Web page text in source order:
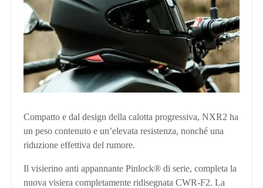
Compatto e dal design della calotta progressiva, NXR2 ha
un peso contenuto e un’elevata resistenza, nonché una
riduzione effettiva del rumore.
Il visierino anti appannante Pinlock® di serie, completa la
nuova visiera completamente ridisegnata CWR-F2. La